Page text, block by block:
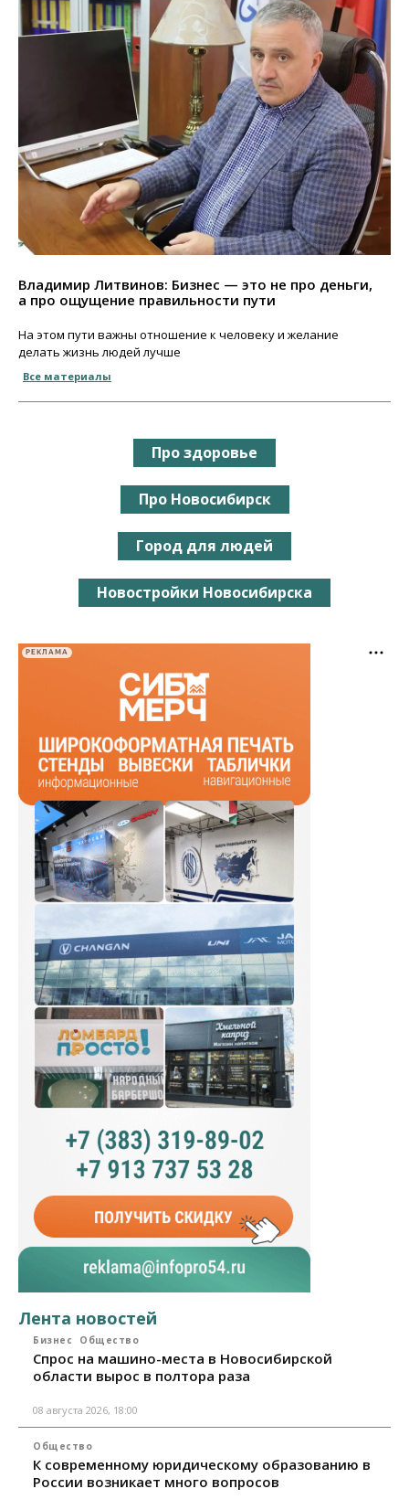
Владимир Литвинов: Бизнес — это не про деньги,
а про ощущение правильности пути
На этом пути важны отношение к человеку и желание
делать жизнь людей лучше
Все материалы
Про здоровье
Про Новосибирск
Город для людей
Новостройки Новосибирска
РЕКЛАМА
Лента новостей
Бизнес Общество
Спрос на машино-места в Новосибирской
области вырос в полтора раза
08 августа 2026, 18:00
Общество
К современному юридическому образованию в
России возникает много вопросов